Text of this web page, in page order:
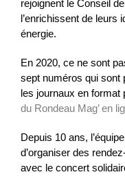
rejoignent le Conseil
l’enrichissent de leurs
énergie.
En 2020, ce ne sont
sept numéros qui sont
les journaux en format
du Rondeau Mag’ en
Depuis 10 ans,
d’organiser des
avec le concert